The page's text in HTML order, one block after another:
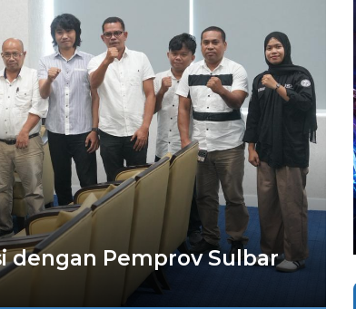
dengan Pemprov Sulbar